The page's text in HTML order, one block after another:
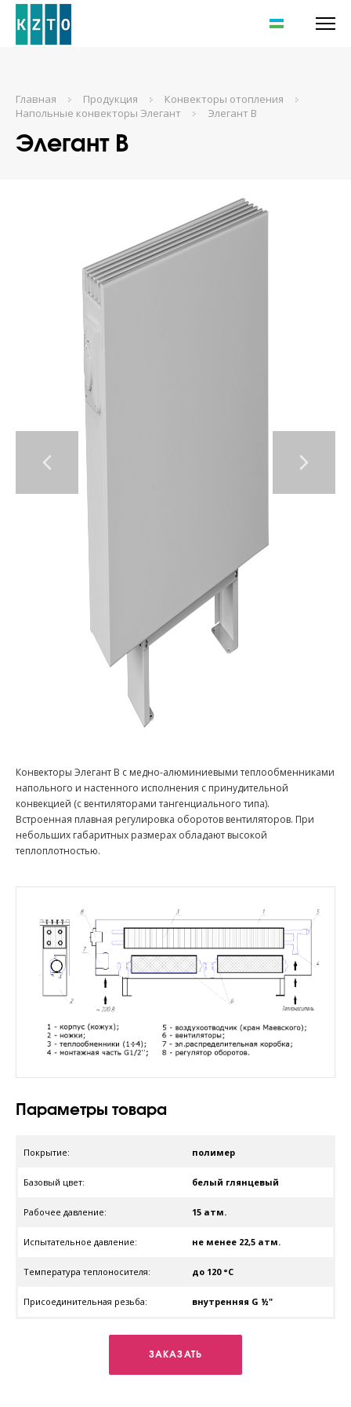
Главная Продукция
Конвекторы отопления
Напольные конвекторы Элегант
Элегант В
Элегант В
Конвекторы Элегант В с медно-алюминиевыми теплообменниками
напольного и настенного исполнения с принудительной
конвекцией (с вентиляторами тангенциального типа).
Встроенная плавная регулировка оборотов вентиляторов. При
небольших габаритных размерах обладают высокой
теплоплотностью.
Параметры товара
Покрытие: полимер
Базовый цвет: белый глянцевый
Рабочее давление: 15 атм.
Испытательное давление: не менее 22,5 атм.
Температура теплоносителя: до 120 °C
Присоединительная резьба: внутренняя G ½"
ЗАКАЗАТЬ